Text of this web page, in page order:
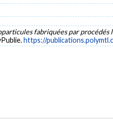
fabriquées par procédés
https://